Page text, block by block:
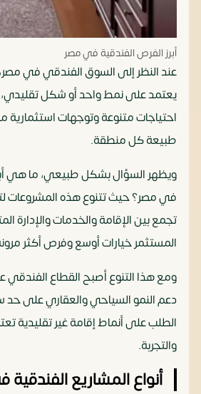
أبرز الفرص الفندقية في مصر
عند النظر إلى السوق الفندقي في
يعتمد على نمط واحد أو شكل
احتياجات متنوعة وتوجهات استثمارية
طبيعة كل منطقة.
ويظهر السؤال بشكل طبيعي، ما هي
في مصر؟ حيث تتنوع هذه المشروعات
تجمع بين الإقامة والخدمات والإدارة
المستثمر خيارات أوسع وفرص أكثر
ومع هذا التنوع أصبح القطاع
دعم النمو السياحي والعقاري على حد
الطلب على أنماط إقامة غير تقليدية
والتجربة.
أنواع المشاريع